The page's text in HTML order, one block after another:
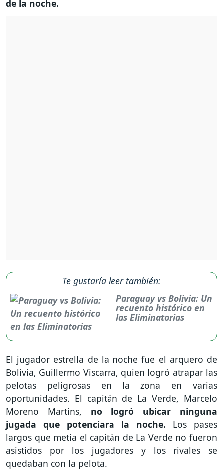
de la noche.
Te gustaría leer también:
Paraguay vs Bolivia: Un
recuento histórico en
las Eliminatorias
El jugador estrella de la noche fue el arquero de
Bolivia, Guillermo Viscarra, quien logró atrapar las
pelotas peligrosas en la zona en varias
oportunidades. El capitán de La Verde, Marcelo
Moreno Martins, no logró ubicar ninguna
jugada que potenciara la noche. Los pases
largos que metía el capitán de La Verde no fueron
asistidos por los jugadores y los rivales se
quedaban con la pelota.